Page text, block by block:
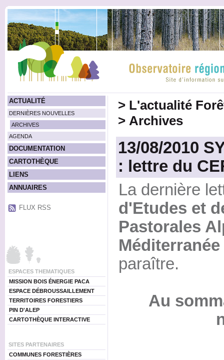
ACTUALITÉ
DERNIÈRES NOUVELLES
ARCHIVES
AGENDA
DOCUMENTATION
CARTOTHÈQUE
LIENS
ANNUAIRES
FLUX RSS
ESPACES THEMATIQUES
MISSION BOIS ÉNERGIE PACA
ESPACE DÉBROUSSAILLEMENT
TERRITOIRES FORESTIERS
PIN D'ALEP
CARTOTHÈQUE INTERACTIVE
SITES PARTENAIRES
COMMUNES FORESTIÈRES
> L'actualité
> Archives
13/08/2010
: lettre du
La dernière
d'Etudes et
Pastorales
Méditerranée
paraître.
Au